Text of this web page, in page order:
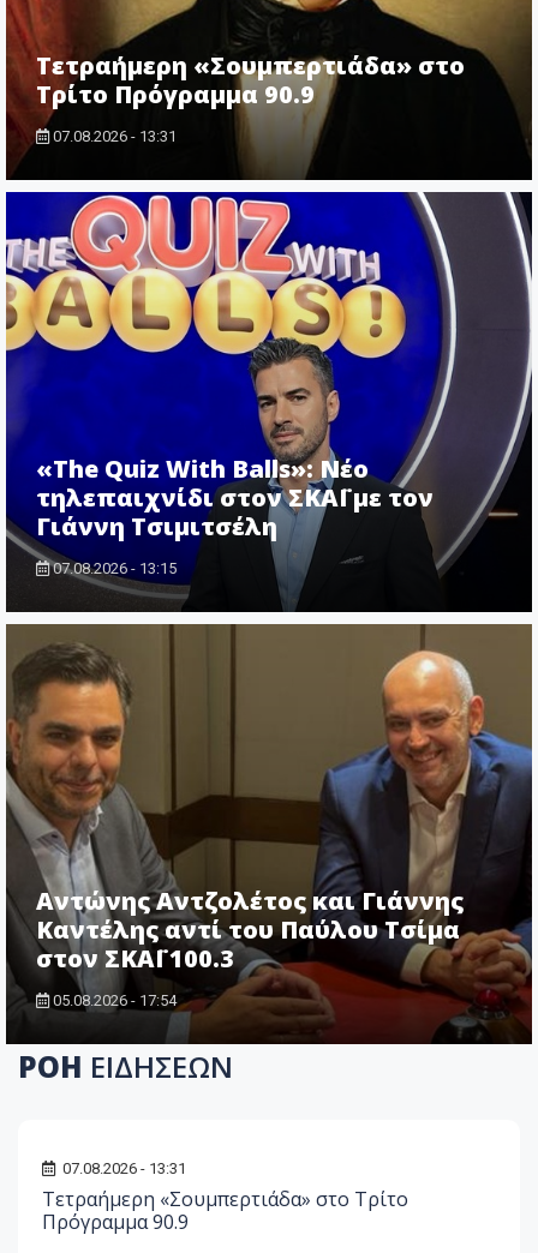
Τετραήμερη «Σουμπερτιάδα» στο
Τρίτο Πρόγραμμα 90.9
07.08.2026 - 13:31
«The Quiz With Balls»: Νέο
τηλεπαιχνίδι στον ΣΚΑΪ με τον
Γιάννη Τσιμιτσέλη
07.08.2026 - 13:15
Αντώνης Αντζολέτος και Γιάννης
Καντέλης αντί του Παύλου Τσίμα
στον ΣΚΑΪ 100.3
05.08.2026 - 17:54
ΡΟΗ ΕΙΔΗΣΕΩΝ
07.08.2026 - 13:31
Τετραήμερη «Σουμπερτιάδα» στο Τρίτο
Πρόγραμμα 90.9